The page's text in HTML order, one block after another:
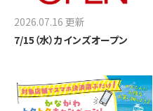
2026.07.16 更新
7/15（水）カインズオープン